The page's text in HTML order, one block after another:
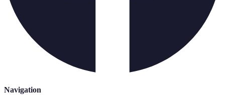
Navigation